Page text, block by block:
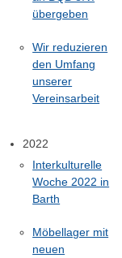
übergeben
Wir reduzieren
den Umfang
unserer
Vereinsarbeit
2022
Interkulturelle
Woche 2022 in
Barth
Möbellager mit
neuen